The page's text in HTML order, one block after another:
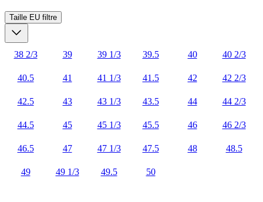
Taille EU filtre
38 2/3 39 39 1/3 39.5 40 40 2/3
40.5 41 41 1/3 41.5 42 42 2/3
42.5 43 43 1/3 43.5 44 44 2/3
44.5 45 45 1/3 45.5 46 46 2/3
46.5 47 47 1/3 47.5 48 48.5
49 49 1/3 49.5 50